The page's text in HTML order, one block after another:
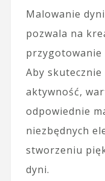
Malowanie
pozwala na
przygotowanie
Aby
aktywność,
odpowiednie
niezbędnych
stworzeniu
dyni.